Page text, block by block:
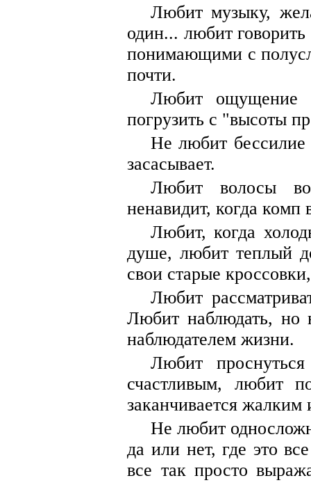
Любит музыку,
один... любит
понимающими с
почти.
Любит ощущение
погрузить с "высоты
Не любит
засасывает.
Любит волосы
ненавидит, когда комп
Любит, когда
душе, любит теплый
свои старые
Любит
Любит наблюдать, но
наблюдателем жизни.
Любит
счастливым, любит
заканчивается жалким
Не любит
да или нет, где это
все так просто